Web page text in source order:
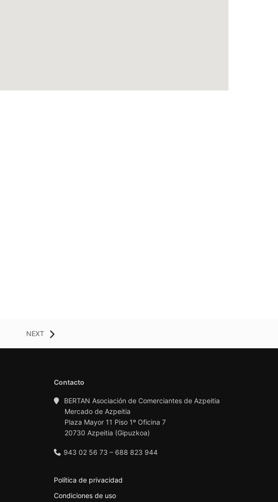
NEXT
Contacto
BERTAN Asociación de Comerciantes de Azpeitia
Mercado de Azpeitia
Plaza Mayor 11 Piso 1º Oficina 7
20730 Azpeitia (Gipuzkoa)
943 02 56 73 – 688 823 944
Política de privacidad
Condiciones de uso